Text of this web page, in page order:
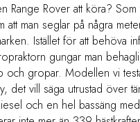
Range Rover att köra?
att man seglar på några
Istället för att behöva
gungar man
och gropar. Modellen vi
det vill säga utrustad över
och en hel bassäng